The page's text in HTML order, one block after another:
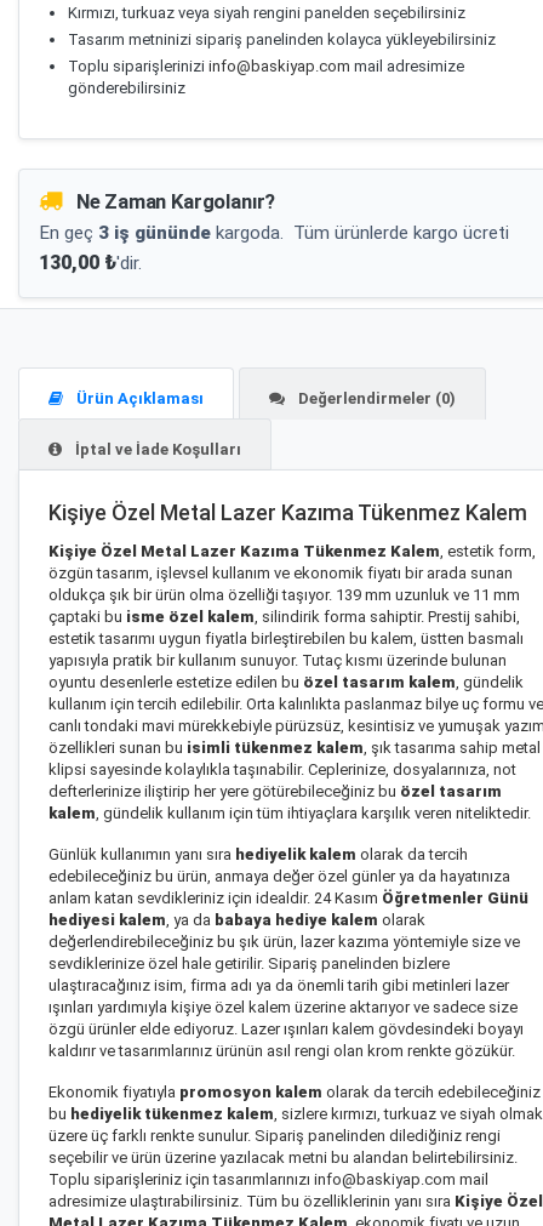
Kırmızı, turkuaz veya siyah rengini panelden seçebilirsiniz
Tasarım metninizi sipariş panelinden kolayca yükleyebilirsiniz
Toplu siparişlerinizi info@baskiyap.com mail adresimize
gönderebilirsiniz
Ne Zaman Kargolanır?
En geç 3 iş gününde kargoda. Tüm ürünlerde kargo ücreti
130,00 ₺'dir.
Ürün Açıklaması Değerlendirmeler (0)
İptal ve İade Koşulları
Kişiye Özel Metal Lazer Kazıma Tükenmez Kalem
Kişiye Özel Metal Lazer Kazıma Tükenmez Kalem, estetik form,
özgün tasarım, işlevsel kullanım ve ekonomik fiyatı bir arada sunan
oldukça şık bir ürün olma özelliği taşıyor. 139 mm uzunluk ve 11 mm
çaptaki bu isme özel kalem, silindirik forma sahiptir. Prestij sahibi,
estetik tasarımı uygun fiyatla birleştirebilen bu kalem, üstten basmalı
yapısıyla pratik bir kullanım sunuyor. Tutaç kısmı üzerinde bulunan
oyuntu desenlerle estetize edilen bu özel tasarım kalem, gündelik
kullanım için tercih edilebilir. Orta kalınlıkta paslanmaz bilye uç formu ve
canlı tondaki mavi mürekkebiyle pürüzsüz, kesintisiz ve yumuşak
özellikleri sunan bu isimli tükenmez kalem, şık tasarıma sahip metal
klipsi sayesinde kolaylıkla taşınabilir. Ceplerinize, dosyalarınıza, not
defterlerinize iliştirip her yere götürebileceğiniz bu özel tasarım
kalem, gündelik kullanım için tüm ihtiyaçlara karşılık veren niteliktedir.
Günlük kullanımın yanı sıra hediyelik kalem olarak da tercih
edebileceğiniz bu ürün, anmaya değer özel günler ya da hayatınıza
anlam katan sevdikleriniz için idealdir. 24 Kasım Öğretmenler Günü
hediyesi kalem, ya da babaya hediye kalem olarak
değerlendirebileceğiniz bu şık ürün, lazer kazıma yöntemiyle size ve
sevdiklerinize özel hale getirilir. Sipariş panelinden bizlere
ulaştıracağınız isim, firma adı ya da önemli tarih gibi metinleri lazer
ışınları yardımıyla kişiye özel kalem üzerine aktarıyor ve sadece size
özgü ürünler elde ediyoruz. Lazer ışınları kalem gövdesindeki boyayı
kaldırır ve tasarımlarınız ürünün asıl rengi olan krom renkte gözükür.
Ekonomik fiyatıyla promosyon kalem olarak da tercih edebileceğiniz
bu hediyelik tükenmez kalem, sizlere kırmızı, turkuaz ve siyah olmak
üzere üç farklı renkte sunulur. Sipariş panelinden dilediğiniz rengi
seçebilir ve ürün üzerine yazılacak metni bu alandan belirtebilirsiniz.
Toplu siparişleriniz için tasarımlarınızı info@baskiyap.com mail
adresimize ulaştırabilirsiniz. Tüm bu özelliklerinin yanı sıra Kişiye Özel